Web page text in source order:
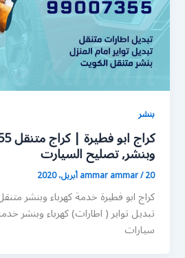
بنشر
وبنشر, تصليح السيارت
ammar ammar/20 أبريل، 2020
كراج ابو فطيرة خدمة كهرباء وبنشر
تبديل تواير ( اطارات) كهرباء وبنشر
سيارات